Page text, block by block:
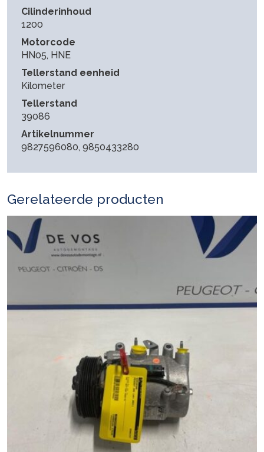
Cilinderinhoud
1200
Motorcode
HN05, HNE
Tellerstand eenheid
Kilometer
Tellerstand
39086
Artikelnummer
9827596080, 9850433280
Gerelateerde producten